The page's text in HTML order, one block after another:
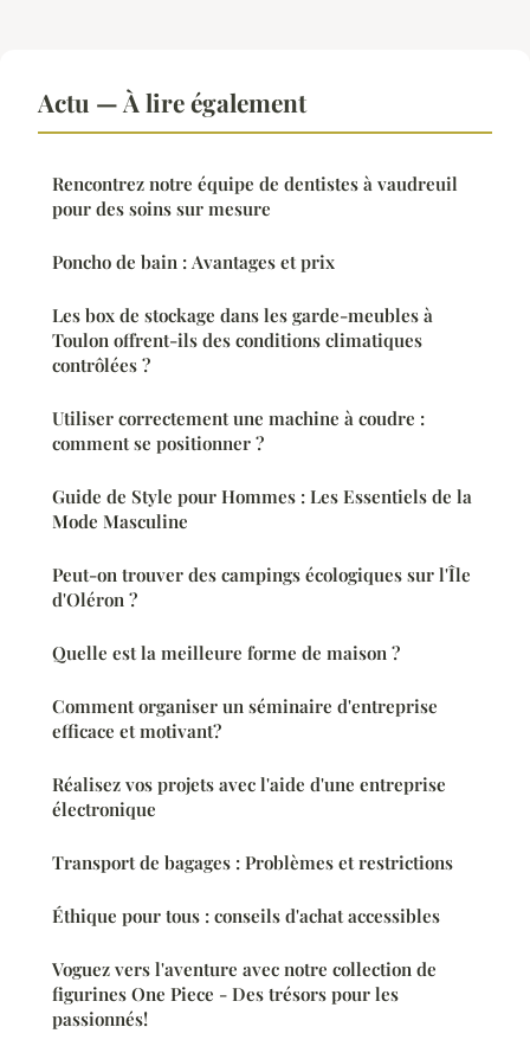
Actu — À lire également
Rencontrez notre équipe de dentistes à vaudreuil
pour des soins sur mesure
Poncho de bain : Avantages et prix
Les box de stockage dans les garde-meubles à
Toulon offrent-ils des conditions climatiques
contrôlées ?
Utiliser correctement une machine à coudre :
comment se positionner ?
Guide de Style pour Hommes : Les Essentiels de la
Mode Masculine
Peut-on trouver des campings écologiques sur l'Île
d'Oléron ?
Quelle est la meilleure forme de maison ?
Comment organiser un séminaire d'entreprise
efficace et motivant?
Réalisez vos projets avec l'aide d'une entreprise
électronique
Transport de bagages : Problèmes et restrictions
Éthique pour tous : conseils d'achat accessibles
Voguez vers l'aventure avec notre collection de
figurines One Piece - Des trésors pour les
passionnés!